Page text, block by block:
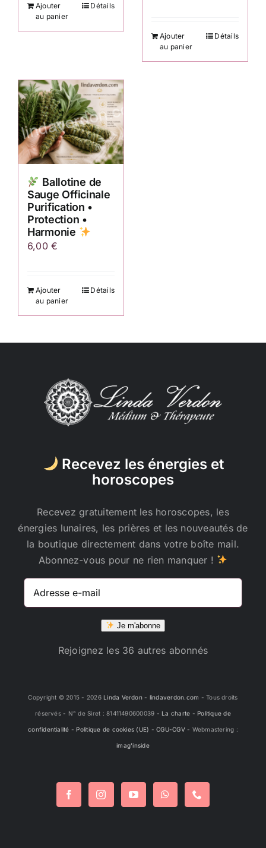
Ajouter
au panier
Détails
Ajouter
au panier
Détails
Ballotine de
Sauge Officinale
Purification •
Protection •
Harmonie
6,00€
Ajouter
au panier
Détails
Recevez les énergies et
horoscopes
Recevez gratuitement les horoscopes, les
énergies lunaires, les prières et les nouveautés de
la boutique directement dans votre boîte mail.
Abonnez-vous pour ne rien manquer !
Adresse
Je m'abonne
Rejoignez les 36 autres abonnés
Copyright © 2015 - 2026 Linda Verdon- lindaverdon.com - Tous droits
réservés - N° de Siret : 81411490600039 - La charte - Politique de
confidentialité - Politique de cookies (UE) -CGU-CGV- Webmastering :
imag'inside